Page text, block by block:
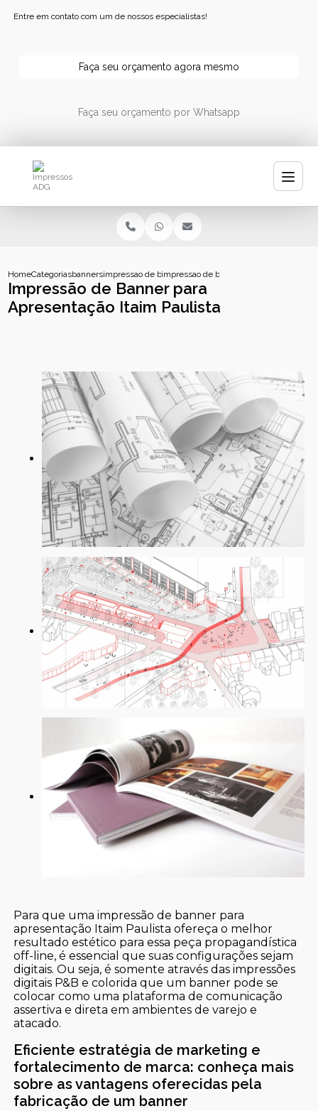
Entre em contato com um de nossos especialistas!
Faça seu orçamento agora mesmo
Faça seu orçamento por Whatsapp
HomeCategoriasbannersimpressao de bannerimpressao de banner para
Impressão de Banner para
Apresentação Itaim Paulista
Para que uma impressão de banner para
apresentação Itaim Paulista ofereça o melhor
resultado estético para essa peça propagandística
off-line, é essencial que suas configurações sejam
digitais. Ou seja, é somente através das impressões
digitais P&B e colorida que um banner pode se
colocar como uma plataforma de comunicação
assertiva e direta em ambientes de varejo e
atacado.
Eficiente estratégia de marketing e
fortalecimento de marca: conheça mais
sobre as vantagens oferecidas pela
fabricação de um banner